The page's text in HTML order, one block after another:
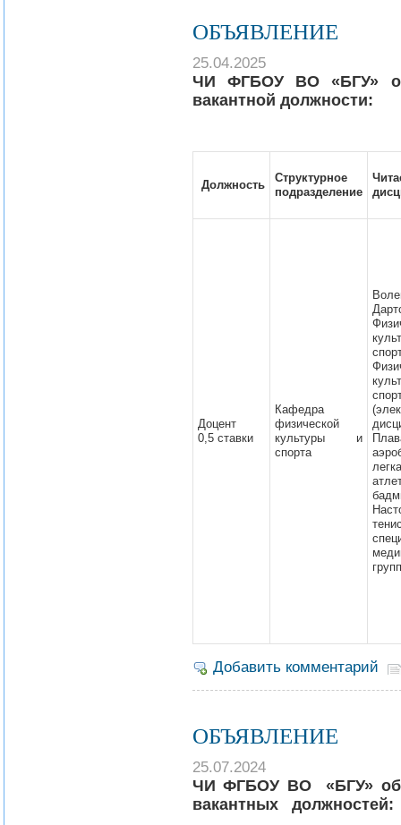
ОБЪЯВЛЕНИЕ
25.04.2025
ЧИ ФГБОУ ВО «БГУ»
вакантной должности:
Должность
Структурное
подразделение
Доцент
0,5 ставки
Кафедра
физической
культуры и
спорта
Добавить комментарий
ОБЪЯВЛЕНИЕ
25.07.2024
ЧИ ФГБОУ ВО «БГУ»
вакантных должностей: